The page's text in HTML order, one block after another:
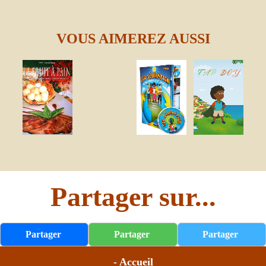
VOUS AIMEREZ AUSSI
Partager sur...
Partager Partager Partager
- Accueil